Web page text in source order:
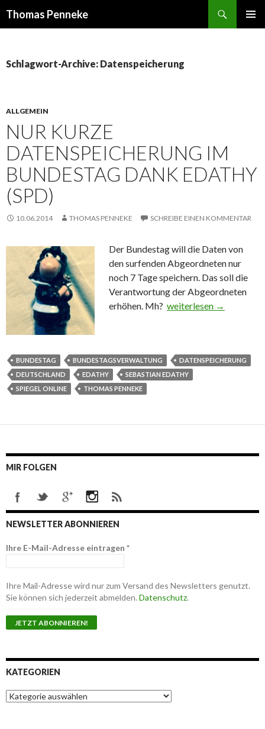
Thomas Penneke
Schlagwort-Archive: Datenspeicherung
ALLGEMEIN
NUR KURZE
DATENSPEICHERUNG IM
BUNDESTAG DANK EDATHY
(SPD)
10.06.2014 THOMAS PENNEKE SCHREIBE EINEN KOMMENTAR
Der Bundestag will die Daten von
den surfenden Abgeordneten nur
noch 7 Tage speichern. Das soll die
Verantwortung der Abgeordneten
erhöhen. Mh? Nur kurze
weiterlesen →
BUNDESTAG BUNDESTAGSVERWALTUNG
DATENSPEICHERUNG
DEUTSCHLAND
EDATHY
SEBASTIAN EDATHY
SPIEGEL ONLINE
THOMAS PENNEKE
MIR FOLGEN
NEWSLETTER ABONNIEREN
Ihre E-Mail-Adresse eintragen *
Ihre Mail-Adresse wird nur zum Versand des Newsletters genutzt.
Sie können sich jederzeit abmelden. Datenschutz.
KATEGORIEN
K
a